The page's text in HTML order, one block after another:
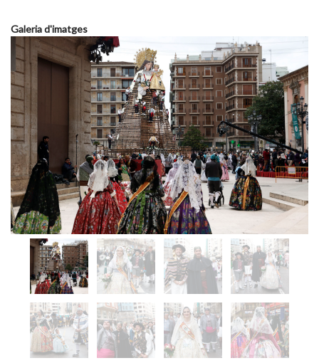
Galeria d'imatges